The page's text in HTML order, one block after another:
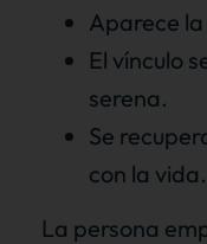
Aparece
El vínculo
serena.
Se
con la vida.
La persona